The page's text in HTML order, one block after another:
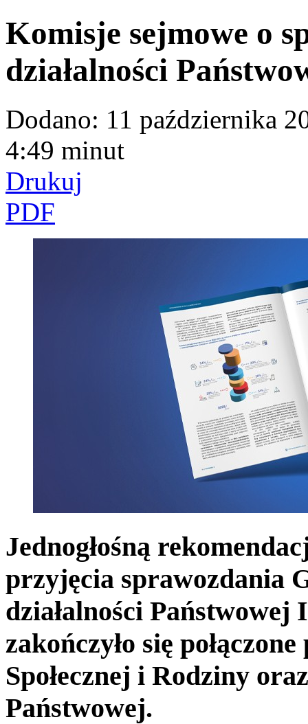
Komisje sejmowe o
działalności
Dodano: 11 października
4:49 minut
Drukuj
PDF
Jednogłośną
przyjęcia sprawozdania
działalności
zakończyło się
Społecznej i Rodziny
Państwowej.